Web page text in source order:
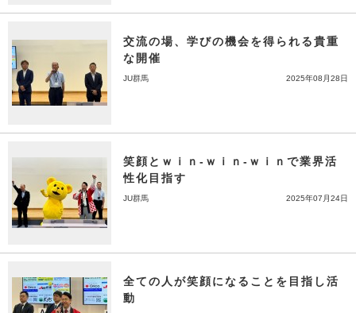
交流の場、学びの機会を得られる貴重
な開催
JU群馬 2025年08月28日
笑顔とｗｉｎ-ｗｉｎ-ｗｉｎで業界活
性化目指す
JU群馬 2025年07月24日
全ての人が笑顔になることを目指し活
動